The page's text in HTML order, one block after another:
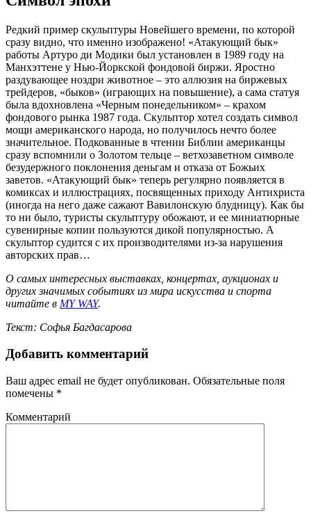
Редкий пример скульптуры Новейшего времени, по которой
сразу видно, что именно изображено! «Атакующий бык»
работы Артуро ди Модики был установлен в 1989 году на
Манхэттене у Нью-Йоркской фондовой биржи. Яростно
раздувающее ноздри животное – это аллюзия на биржевых
трейдеров, «быков» (играющих на повышение), а сама статуя
была вдохновлена «Черным понедельником» – крахом
фондового рынка 1987 года. Скульптор хотел создать символ
мощи американского народа, но получилось нечто более
значительное. Подкованные в чтении Библии американцы
сразу вспомнили о Золотом тельце – ветхозаветном символе
безудержного поклонения деньгам и отказа от Божьих
заветов. «Атакующий бык» теперь регулярно появляется в
комиксах и иллюстрациях, посвященных приходу Антихриста
(иногда на него даже сажают Вавилонскую блудницу). Как бы
то ни было, туристы скульптуру обожают, и ее миниатюрные
сувенирные копии пользуются дикой популярностью. А
скульптор судится с их производителями из-за нарушения
авторских прав…
О самых интересных выставках, концертах, аукционах и
других значимых событиях из мира искусства и спорта
читайте в MY WAY.
Текст: Софья Багдасарова
Добавить комментарий
Ваш адрес email не будет опубликован. Обязательные поля
помечены *
Комментарий